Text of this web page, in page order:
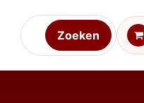
Zoeken